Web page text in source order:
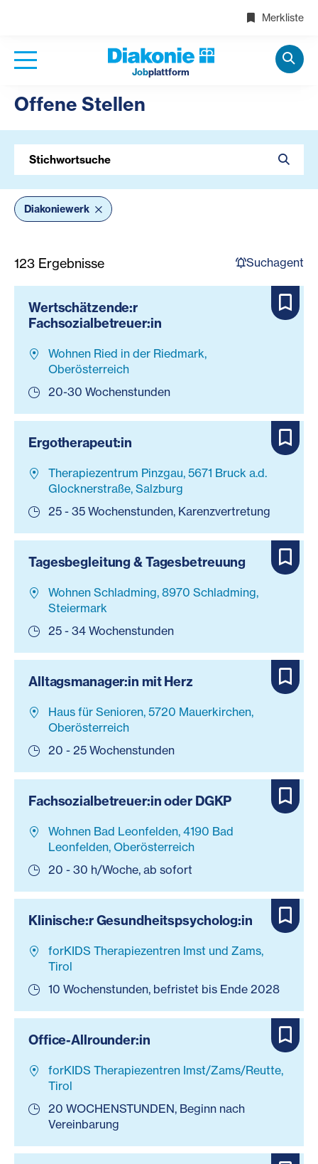
Merkliste
Jobplattform
Offene Stellen
Diakoniewerk
123 Ergebnisse Suchagent
Wertschätzende:r
Fachsozialbetreuer:in
Wohnen Ried in der Riedmark,
Oberösterreich
20-30 Wochenstunden
Ergotherapeut:in
Therapiezentrum Pinzgau, 5671 Bruck a.d.
Glocknerstraße, Salzburg
25 - 35 Wochenstunden, Karenzvertretung
Tagesbegleitung & Tagesbetreuung
Wohnen Schladming, 8970 Schladming,
Steiermark
25 - 34 Wochenstunden
Alltagsmanager:in mit Herz
Haus für Senioren, 5720 Mauerkirchen,
Oberösterreich
20 - 25 Wochenstunden
Fachsozialbetreuer:in oder DGKP
Wohnen Bad Leonfelden, 4190 Bad
Leonfelden, Oberösterreich
20 - 30 h/Woche, ab sofort
Klinische:r Gesundheitspsycholog:in
forKIDS Therapiezentren Imst und Zams,
Tirol
10 Wochenstunden, befristet bis Ende 2028
Office-Allrounder:in
forKIDS Therapiezentren Imst/Zams/Reutte,
Tirol
20 WOCHENSTUNDEN, Beginn nach
Vereinbarung